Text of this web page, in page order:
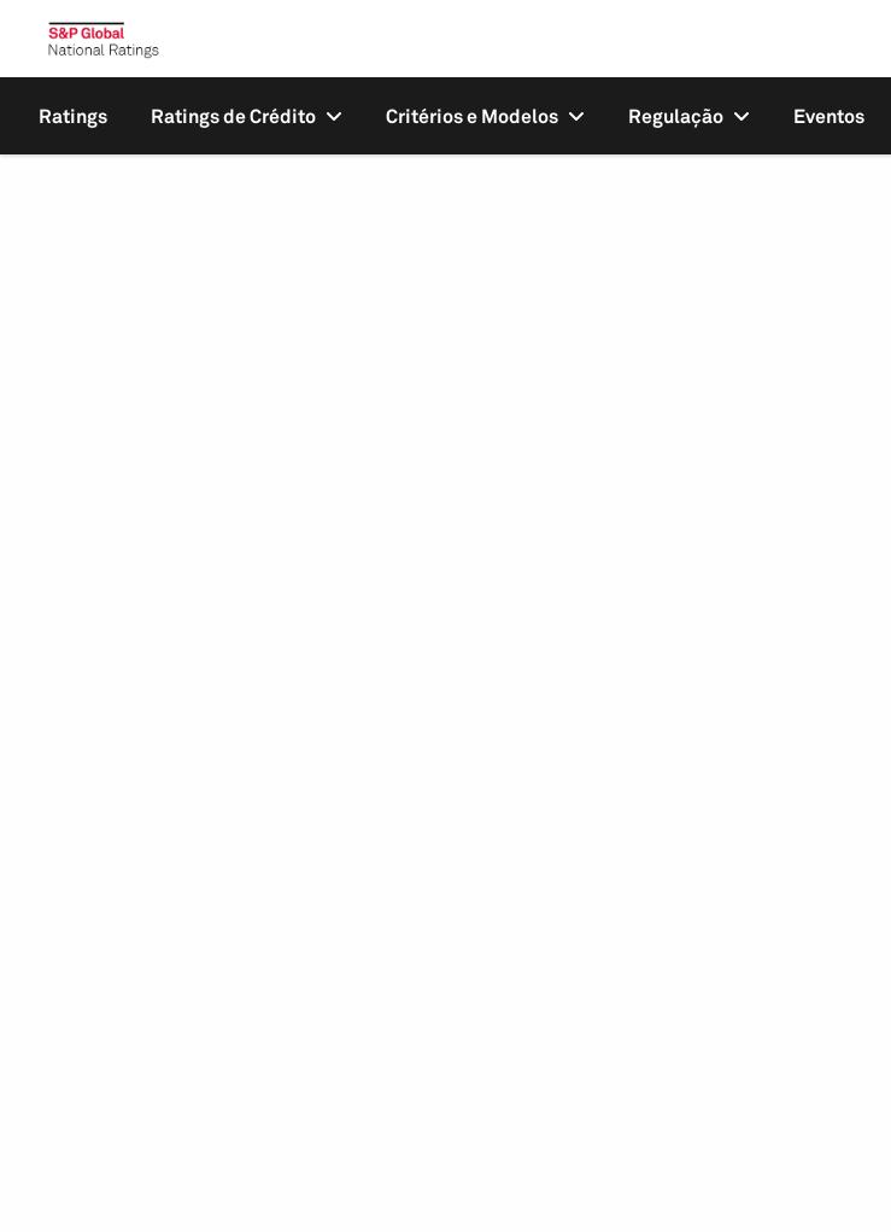
Ratings Ratings de Crédito Critérios e Modelos Regulação Eventos